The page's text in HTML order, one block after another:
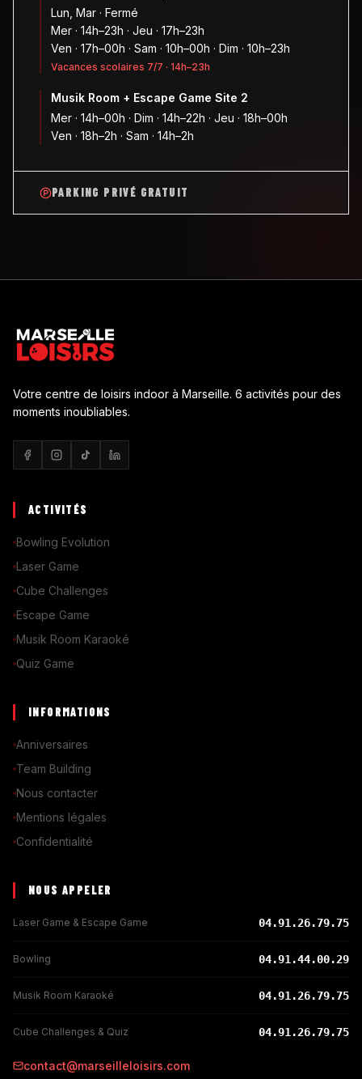
Lun, Mar · Fermé
Mer · 14h–23h · Jeu · 17h–23h
Ven · 17h–00h · Sam · 10h–00h · Dim · 10h–23h
Vacances scolaires 7/7 · 14h–23h
Musik Room + Escape Game Site 2
Mer · 14h–00h · Dim · 14h–22h · Jeu · 18h–00h
Ven · 18h–2h · Sam · 14h–2h
PARKING PRIVÉ GRATUIT
Votre centre de loisirs indoor à Marseille. 6 activités pour des
moments inoubliables.
ACTIVITÉS
Bowling Evolution
Laser Game
Cube Challenges
Escape Game
Musik Room Karaoké
Quiz Game
INFORMATIONS
Anniversaires
Team Building
Nous contacter
Mentions légales
Confidentialité
NOUS APPELER
Laser Game & Escape Game 04.91.26.79.75
Bowling 04.91.44.00.29
Musik Room Karaoké 04.91.26.79.75
Cube Challenges & Quiz 04.91.26.79.75
contact@marseilleloisirs.com